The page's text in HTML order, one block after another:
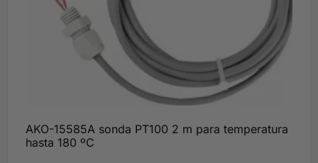
AKO-15585A sonda PT100 2 m para temperatura
hasta 180 ºC